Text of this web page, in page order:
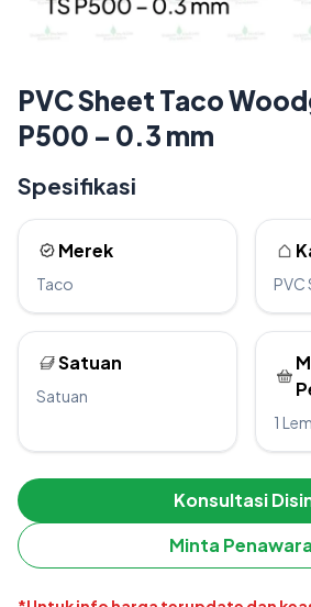
PVC Sheet Taco
P500 – 0.3 mm
Spesifikasi
Merek
Taco PVC
Satuan
Satuan
1
Konsultasi
Minta